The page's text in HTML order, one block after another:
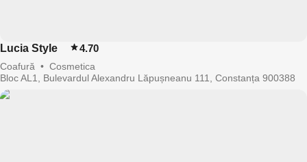
Lucia Style 4.70
Coafură • Cosmetica
Bloc AL1, Bulevardul Alexandru Lăpușneanu 111, Constanța 900388